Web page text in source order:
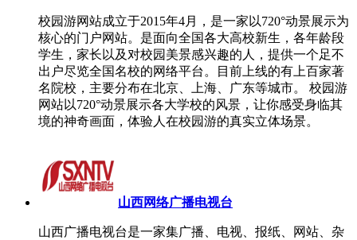
校园游网站成立于2015年4月，是一家以720°动景展示为
核心的门户网站。是面向全国各大高校新生，各年龄段
学生，家长以及对校园美景感兴趣的人，提供一个足不
出户尽览全国名校的网络平台。目前上线的有上百家著
名院校，主要分布在北京、上海、广东等城市。 校园游
网站以720°动景展示各大学校的风景，让你感受身临其
境的神奇画面，体验人在校园游的真实立体场景。
山西网络广播电视台
山西广播电视台是一家集广播、电视、报纸、网站、杂